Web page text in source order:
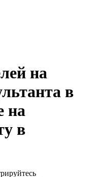
на
в
на
в